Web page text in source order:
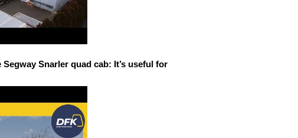
Snarler quad cab: It’s useful for